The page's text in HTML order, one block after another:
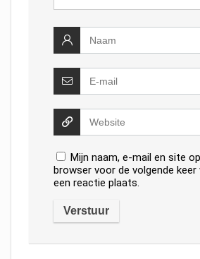
Mijn naam, e-mail en site
browser voor de volgende keer
een reactie plaats.